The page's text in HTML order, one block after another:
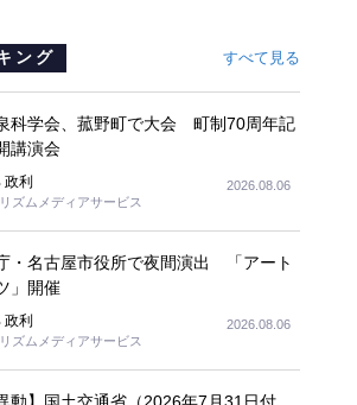
ング すべて見る
科学会、菰野町で大会 町制70周年記
講演会
政利
ズムメディアサービス
2026.08.06
・名古屋市役所で夜間演出 「アート
」開催
政利
ズムメディアサービス
2026.08.06